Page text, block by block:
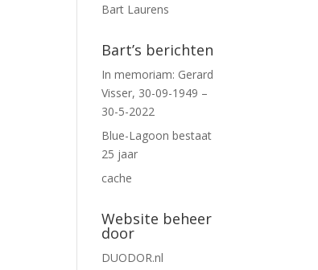
Bart Laurens
Bart’s berichten
In memoriam: Gerard
Visser, 30-09-1949 –
30-5-2022
Blue-Lagoon bestaat
25 jaar
cache
Website beheer
door
DUODOR.nl